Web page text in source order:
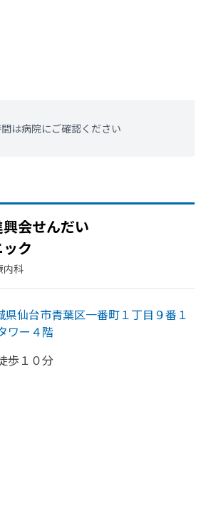
は病院にご確認ください
会せんだい
ク
内科
県仙台市青葉区一番町１丁目９番１
ワー４階
歩１０分